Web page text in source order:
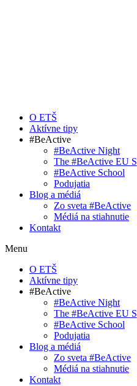
O ETŠ
Aktívne tipy
#BeActive
#BeActive Night
The #BeActive EU
#BeActive School
Podujatia
Blog a médiá
Zo sveta #BeActive
Médiá na stiahnutie
Kontakt
Menu
O ETŠ
Aktívne tipy
#BeActive
#BeActive Night
The #BeActive EU
#BeActive School
Podujatia
Blog a médiá
Zo sveta #BeActive
Médiá na stiahnutie
Kontakt